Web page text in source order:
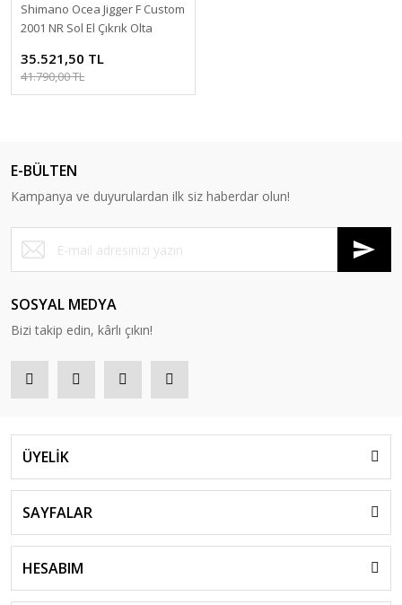
Shimano Ocea Jigger F Custom
2001 NR Sol El Çıkrık Olta
35.521,50 TL
41.790,00 TL
E-BÜLTEN
Kampanya ve duyurulardan ilk siz haberdar olun!
SOSYAL MEDYA
Bizi takip edin, kârlı çıkın!
ÜYELİK
SAYFALAR
HESABIM